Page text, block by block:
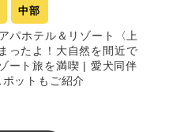
中部
パホテル＆リゾート〈上
ったよ！大自然を間近で
ート旅を満喫 | 愛犬同伴
ットもご紹介